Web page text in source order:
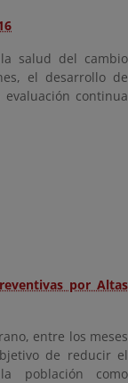
salud del cambio
el desarrollo de
continua
por Altas
entre los meses
de reducir el
población como